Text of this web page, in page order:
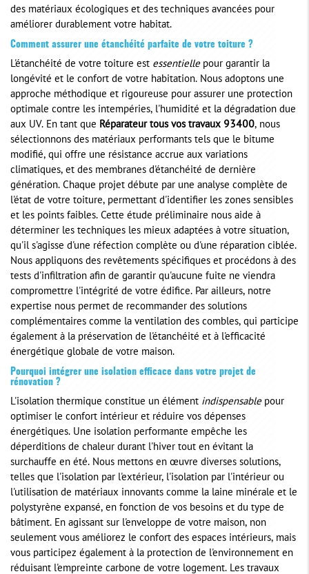
des matériaux écologiques et des techniques avancées pour
améliorer durablement votre habitat.
Comment assurer une étanchéité parfaite de votre toiture ?
L'étanchéité de votre toiture est essentiellepour garantir la
longévité et le confort de votre habitation. Nous adoptons une
approche méthodique et rigoureuse pour assurer une protection
optimale contre les intempéries, l'humidité et la dégradation due
aux UV. En tant que
Réparateur tous vos travaux 93400, nous
sélectionnons des matériaux performants tels que le bitume
modifié, qui offre une résistance accrue aux variations
climatiques, et des membranes d'étanchéité de dernière
génération. Chaque projet débute par une analyse complète de
l'état de votre toiture, permettant d'identifier les zones sensibles
et les points faibles. Cette étude préliminaire nous aide à
déterminer les techniques les mieux adaptées à votre situation,
qu'il s'agisse d'une réfection complète ou d'une réparation ciblée.
Nous appliquons des revêtements spécifiques et procédons à des
tests d'infiltration afin de garantir qu'aucune fuite ne viendra
compromettre l'intégrité de votre édifice. Par ailleurs, notre
expertise nous permet de recommander des solutions
complémentaires comme la ventilation des combles, qui participe
également à la préservation de l'étanchéité et à l'efficacité
énergétique globale de votre maison.
Pourquoi intégrer une isolation efficace dans votre projet de
rénovation ?
L'isolation thermique constitue un élément indispensablepour
optimiser le confort intérieur et réduire vos dépenses
énergétiques. Une isolation performante empêche les
déperditions de chaleur durant l'hiver tout en évitant la
surchauffe en été. Nous mettons en œuvre diverses solutions,
telles que l'isolation par l'extérieur, l'isolation par l'intérieur ou
l'utilisation de matériaux innovants comme la laine minérale et le
polystyrène expansé, en fonction de vos besoins et du type de
bâtiment. En agissant sur l'enveloppe de votre maison, non
seulement vous améliorez le confort des espaces intérieurs, mais
vous participez également à la protection de l'environnement en
réduisant l'empreinte carbone de votre logement. Les travaux